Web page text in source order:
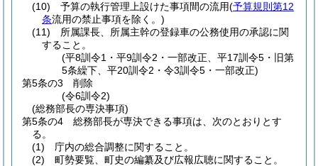
(10)
予算の執行管理上設けた事項間の流用(予算規則第12
条流用の禁止事項を除く。)
(11)
所属課長、所属主幹の登録車の公務使用の承認に関
すること。
(平8訓令1・平9訓令2・一部改正、平17訓令5・旧第
5条繰下、平20訓令2・令3訓令5・一部改正)
第5条の3
削除
(令6訓令2)
(総務部長の専決事項)
第5条の4
総務部長が専決できる事項は、次のとおりとす
る。
(1)
庁内の総合調整に関すること。
(2)
町勢要覧、町史の編纂及び広報広聴に関すること。